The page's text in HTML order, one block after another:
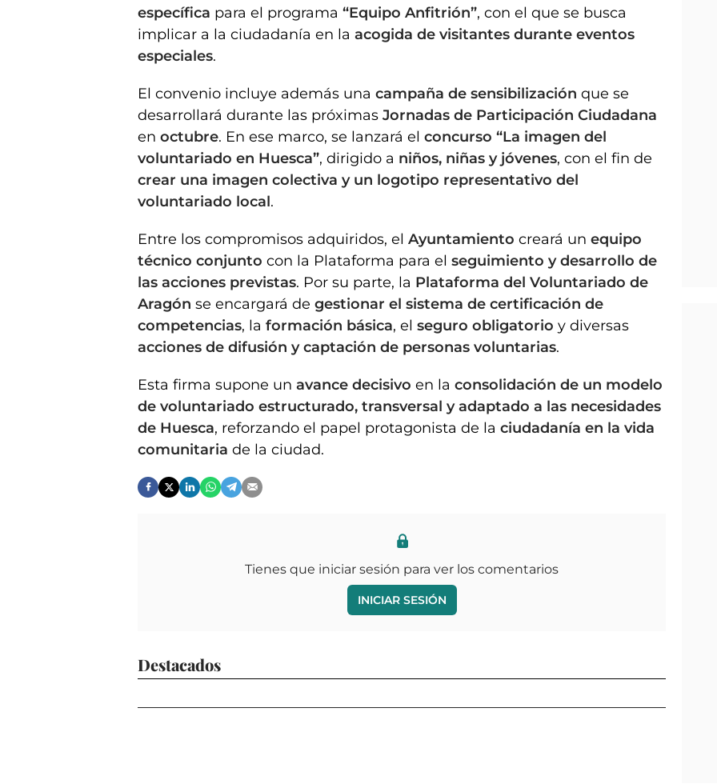
específica para el programa “Equipo Anfitrión”, con el que se busca
implicar a la ciudadanía en la acogida de visitantes durante eventos
especiales.
El convenio incluye además una campaña de sensibilización que se
desarrollará durante las próximas Jornadas de Participación Ciudadana
en octubre. En ese marco, se lanzará el concurso “La imagen del
voluntariado en Huesca”, dirigido a niños, niñas y jóvenes, con el fin de
crear una imagen colectiva y un logotipo representativo del
voluntariado local.
Entre los compromisos adquiridos, el Ayuntamiento creará un equipo
técnico conjunto con la Plataforma para el seguimiento y desarrollo de
las acciones previstas. Por su parte, la Plataforma del Voluntariado de
Aragón se encargará de gestionar el sistema de certificación de
competencias, la formación básica, el seguro obligatorio y diversas
acciones de difusión y captación de personas voluntarias.
Esta firma supone un avance decisivo en la consolidación de un modelo
de voluntariado estructurado, transversal y adaptado a las necesidades
de Huesca, reforzando el papel protagonista de la ciudadanía en la vida
comunitaria de la ciudad.
Tienes que iniciar sesión para ver los comentarios
INICIAR SESIÓN
Destacados